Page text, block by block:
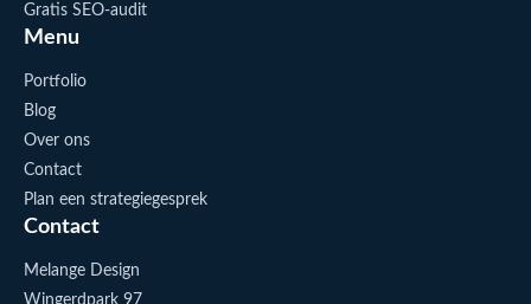
Gratis SEO-audit
Menu
Portfolio
Blog
Over ons
Contact
Plan een strategiegesprek
Contact
Melange Design
Wingerdpark 97